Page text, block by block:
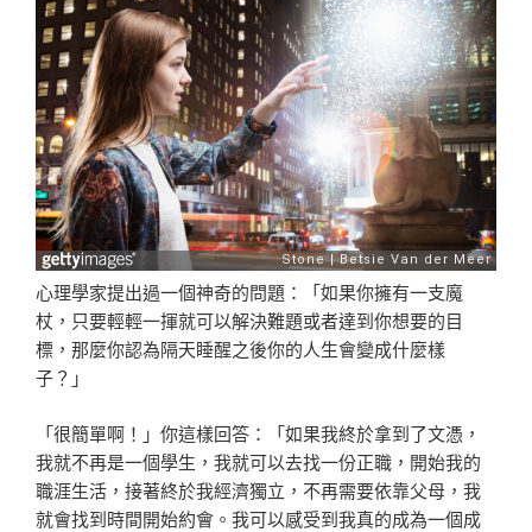
心理學家提出過一個神奇的問題：「如果你擁有一支魔
杖， 只要輕輕一揮就可以解決難題或者達到你想要的目
標，那麼你認為隔天睡醒之後你的人生會變成什麼樣
子？」
「很簡單啊！」你這樣回答：「如果我終於拿到了文憑，
我就不再是一個學生，我就可以去找一份正職，開始我的
職涯生活，接著終於我經濟獨立，不再需要依靠父母，我
就會找到時間開始約會。我可以感受到我真的成為一個成